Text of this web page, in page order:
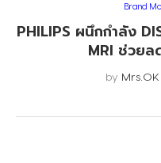
Brand
PHILIPS ผนึกกำลัง
MRI ช่วยล
by Mrs.OK